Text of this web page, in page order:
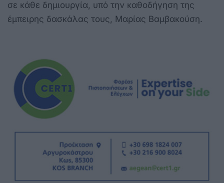
σε κάθε δημιουργία, υπό την καθοδήγηση της
έμπειρης δασκάλας τους, Μαρίας Βαμβακούση.